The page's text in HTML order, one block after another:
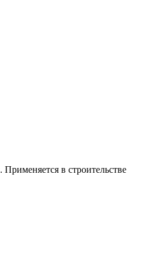
. Применяется в строительстве